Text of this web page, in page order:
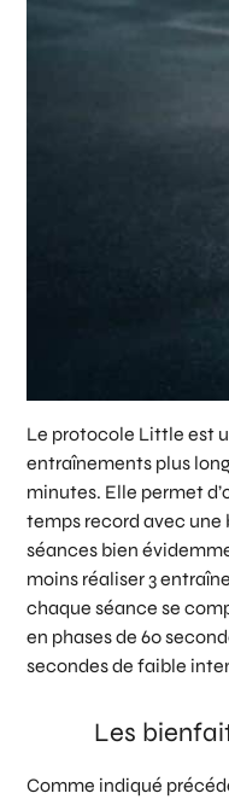
Le protocole Little est
entraînements plus
minutes. Elle permet
temps record avec une
séances bien
moins réaliser 3
chaque séance se
en phases de 60
secondes de faible
Les
Comme indiqué